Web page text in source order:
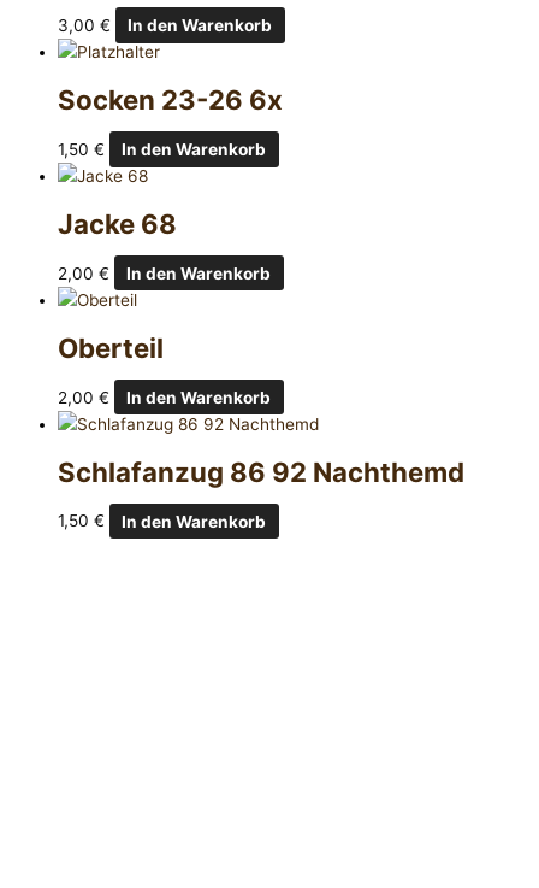
3,00 € In den Warenkorb
Socken 23-26 6x
1,50 € In den Warenkorb
Jacke 68
2,00 € In den Warenkorb
Oberteil
2,00 € In den Warenkorb
Schlafanzug 86 92 Nachthemd
1,50 € In den Warenkorb